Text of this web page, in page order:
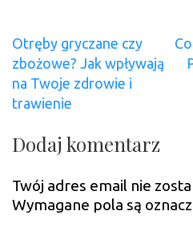
Nawigacja
wpisu
Otręby gryczane czy
zbożowe? Jak wpływają
na Twoje zdrowie i
trawienie
Dodaj komentarz
Twój adres email nie
Wymagane pola są